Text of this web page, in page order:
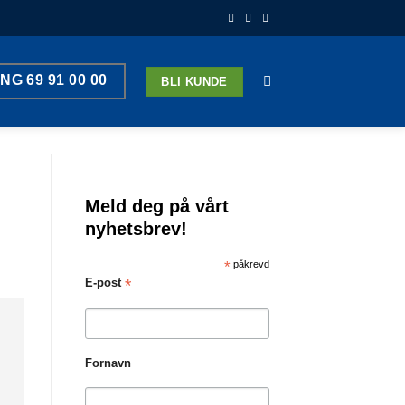
69 91 00 00 BLI KUNDE
Meld deg på vårt
nyhetsbrev!
*påkrevd
E-post *
Fornavn